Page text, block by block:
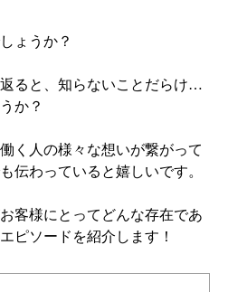
ょうか？
ると、知らないことだらけ…
か？
く人の様々な想いが繋がって
伝わっていると嬉しいです。
客様にとってどんな存在であ
ピソードを紹介します！